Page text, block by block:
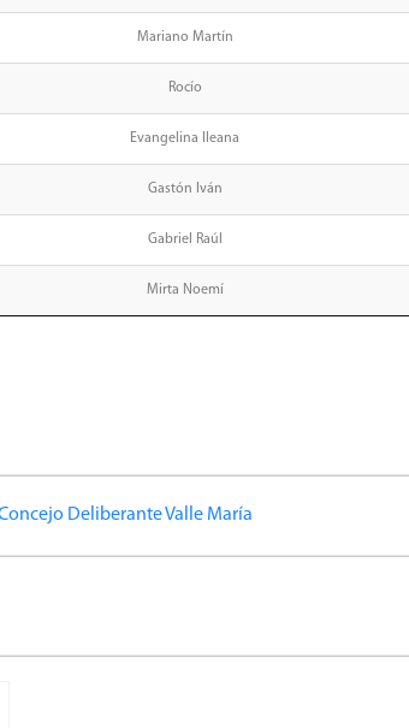
Mariano Martín
Rocío
Evangelina Ileana
Gastón Iván
Gabriel Raúl
Mirta Noemí
Deliberante Valle María